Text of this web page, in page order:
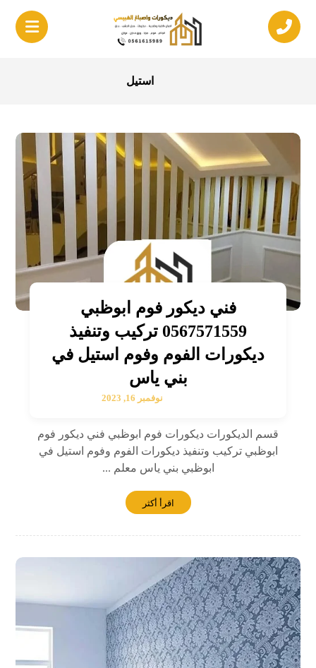
استيل
فني ديكور فوم ابوظبي
0567571559 تركيب وتنفيذ
ديكورات الفوم وفوم استيل في
بني ياس
نوفمبر 16, 2023
قسم الديكورات ديكورات فوم ابوظبي فني ديكور فوم
ابوظبي تركيب وتنفيذ ديكورات الفوم وفوم استيل في
ابوظبي بني ياس معلم ...
اقرأ أكثر